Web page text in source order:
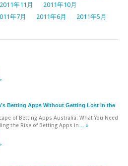
2011年11月
2011年10月
年7月 2011年6月 2011年5月
Betting Apps Without Getting Lost in the
of Betting Apps Australia: What You Need
the Rise of Betting Apps in … »